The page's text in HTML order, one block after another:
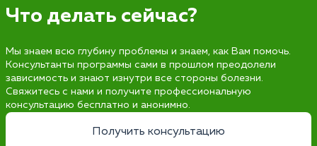
Что делать сейчас?
Мы знаем всю глубину проблемы и знаем, как Вам помочь.
Консультанты программы сами в прошлом преодолели
зависимость и знают изнутри все стороны болезни.
Свяжитесь с нами и получите профессиональную
консультацию бесплатно и анонимно.
Получить консультацию